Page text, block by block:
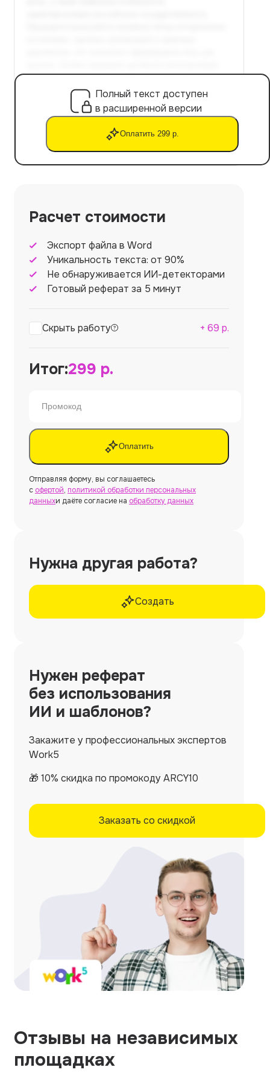
Полный текст доступен
в расширенной версии
Оплатить 299 р.
Расчет стоимости
Экспорт файла в Word
Уникальность текста: от 90%
Не обнаруживается ИИ-детекторами
Готовый реферат за 5 минут
Скрыть работу + 69 р.
Итог:299 р.
Оплатить
Отправляя форму, вы соглашаетесь
с офертой, политикой обработки персональных
данныхи даёте согласие на обработку данных
Нужна другая работа?
Создать
Нужен реферат
без использования
ИИ и шаблонов?
Закажите у профессиональных экспертов
Work5
🎁 10% скидка по промокоду ARCY10
Заказать со скидкой
Отзывы на независимых
площадках